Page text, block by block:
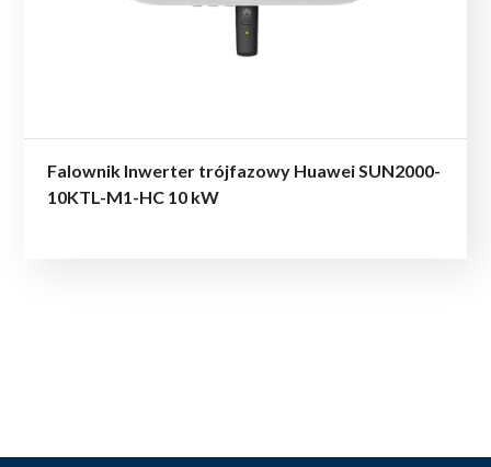
Falownik Inwerter trójfazowy Huawei SUN2000-
10KTL-M1-HC 10 kW